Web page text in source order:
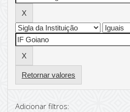
Retornar valores
Adicionar filtros: